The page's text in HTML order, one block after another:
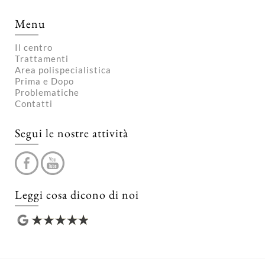
Menu
Il centro
Trattamenti
Area polispecialistica
Prima e Dopo
Problematiche
Contatti
Segui le nostre attività
Leggi cosa dicono di noi